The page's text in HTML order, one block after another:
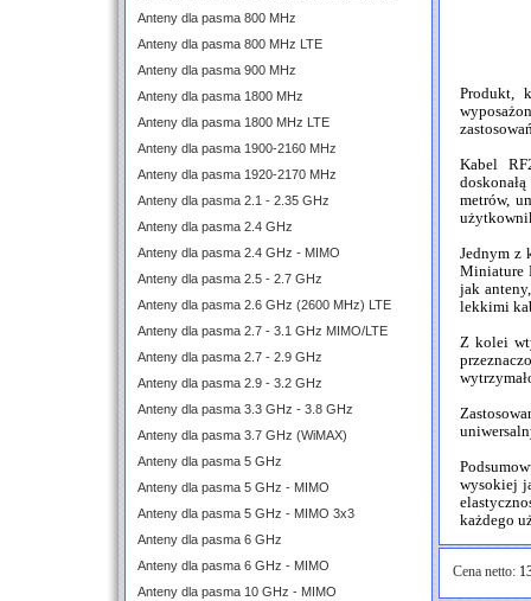
Anteny dla pasma 800 MHz
Anteny dla pasma 800 MHz LTE
Anteny dla pasma 900 MHz
Anteny dla pasma 1800 MHz
Anteny dla pasma 1800 MHz LTE
Anteny dla pasma 1900-2160 MHz
Anteny dla pasma 1920-2170 MHz
Anteny dla pasma 2.1 - 2.35 GHz
Anteny dla pasma 2.4 GHz
Anteny dla pasma 2.4 GHz - MIMO
Anteny dla pasma 2.5 - 2.7 GHz
Anteny dla pasma 2.6 GHz (2600 MHz) LTE
Anteny dla pasma 2.7 - 3.1 GHz MIMO/LTE
Anteny dla pasma 2.7 - 2.9 GHz
Anteny dla pasma 2.9 - 3.2 GHz
Anteny dla pasma 3.3 GHz - 3.8 GHz
Anteny dla pasma 3.7 GHz (WiMAX)
Anteny dla pasma 5 GHz
Anteny dla pasma 5 GHz - MIMO
Anteny dla pasma 5 GHz - MIMO 3x3
Anteny dla pasma 6 GHz
Anteny dla pasma 6 GHz - MIMO
Anteny dla pasma 10 GHz - MIMO
Produkt,
Kabel
metrów,
Jednym z
Miniature
jak
lekkimi
Z kolei
wysokiej
każdego
Cena netto: